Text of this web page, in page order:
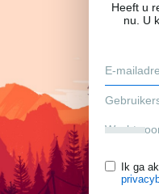
Heeft u
nu. U
Ik ga